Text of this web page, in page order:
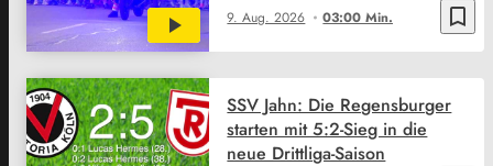
bookmark_border
9. Aug. 2026 03:00 Min.
SSV Jahn: Die Regensburger
starten mit 5:2-Sieg in die
neue Drittliga-Saison